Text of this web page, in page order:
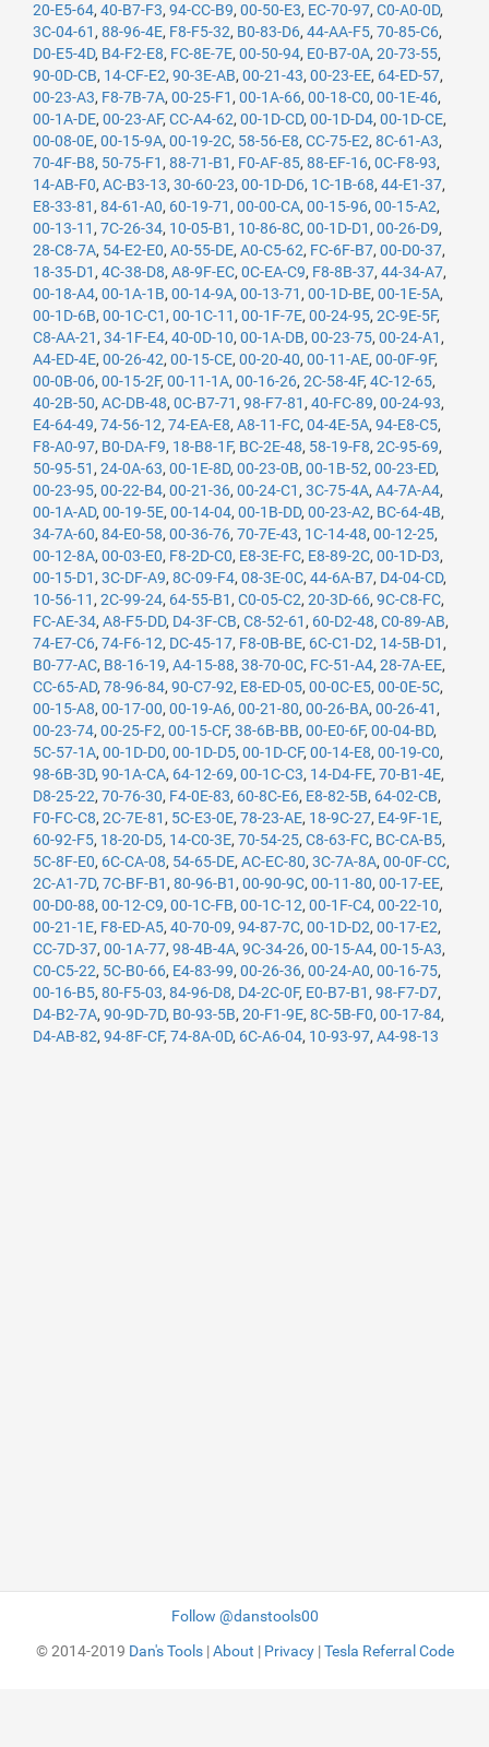
20-E5-64, 40-B7-F3, 94-CC-B9, 00-50-E3, EC-70-97, C0-A0-0D,
3C-04-61 , 88-96-4E, F8-F5-32, B0-83-D6, 44-AA-F5, 70-85-C6,
D0-E5-4D, B4-F2-E8, FC-8E-7E, 00-50-94, E0-B7-0A, 20-73-55,
90-0D-CB, 14-CF-E2, 90-3E-AB, 00-21-43, 00-23-EE, 64-ED-57,
00-23-A3, F8-7B-7A, 00-25-F1 , 00-1A-66, 00-18-C0, 00-1E-46,
00-1A-DE, 00-23-AF, CC-A4-62, 00-1D-CD, 00-1D-D4, 00-1D-CE,
00-08-0E, 00-15-9A, 00-19-2C, 58-56-E8, CC-75-E2, 8C-61-A3,
70-4F-B8, 50-75-F1 , 88-71-B1 , F0-AF-85, 88-EF-16, 0C-F8-93,
14-AB-F0, AC-B3-13, 30-60-23, 00-1D-D6, 1C-1B-68, 44-E1-37,
E8-33-81 , 84-61-A0, 60-19-71 , 00-00-CA, 00-15-96, 00-15-A2,
00-13-11 , 7C-26-34, 10-05-B1 , 10-86-8C, 00-1D-D1 , 00-26-D9,
28-C8-7A, 54-E2-E0, A0-55-DE, A0-C5-62, FC-6F-B7, 00-D0-37,
18-35-D1 , 4C-38-D8, A8-9F-EC, 0C-EA-C9, F8-8B-37, 44-34-A7,
00-18-A4, 00-1A-1B, 00-14-9A, 00-13-71 , 00-1D-BE, 00-1E-5A,
00-1D-6B, 00-1C-C1 , 00-1C-11 , 00-1F-7E, 00-24-95, 2C-9E-5F,
C8-AA-21 , 34-1F-E4, 40-0D-10, 00-1A-DB, 00-23-75, 00-24-A1 ,
A4-ED-4E, 00-26-42, 00-15-CE, 00-20-40, 00-11-AE, 00-0F-9F,
00-0B-06, 00-15-2F, 00-11-1A, 00-16-26, 2C-58-4F, 4C-12-65,
40-2B-50, AC-DB-48, 0C-B7-71 , 98-F7-81 , 40-FC-89, 00-24-93,
E4-64-49, 74-56-12, 74-EA-E8, A8-11-FC, 04-4E-5A, 94-E8-C5,
F8-A0-97, B0-DA-F9, 18-B8-1F, BC-2E-48, 58-19-F8, 2C-95-69,
50-95-51 , 24-0A-63, 00-1E-8D, 00-23-0B, 00-1B-52, 00-23-ED,
00-23-95, 00-22-B4, 00-21-36, 00-24-C1 , 3C-75-4A, A4-7A-A4,
00-1A-AD, 00-19-5E, 00-14-04, 00-1B-DD, 00-23-A2, BC-64-4B,
34-7A-60, 84-E0-58, 00-36-76, 70-7E-43, 1C-14-48, 00-12-25,
00-12-8A, 00-03-E0, F8-2D-C0, E8-3E-FC, E8-89-2C, 00-1D-D3,
00-15-D1 , 3C-DF-A9, 8C-09-F4, 08-3E-0C, 44-6A-B7, D4-04-CD,
10-56-11 , 2C-99-24, 64-55-B1 , C0-05-C2, 20-3D-66, 9C-C8-FC,
FC-AE-34, A8-F5-DD, D4-3F-CB, C8-52-61 , 60-D2-48, C0-89-AB,
74-E7-C6, 74-F6-12, DC-45-17, F8-0B-BE, 6C-C1-D2, 14-5B-D1 ,
B0-77-AC, B8-16-19, A4-15-88, 38-70-0C, FC-51-A4, 28-7A-EE,
CC-65-AD, 78-96-84, 90-C7-92, E8-ED-05, 00-0C-E5, 00-0E-5C,
00-15-A8, 00-17-00, 00-19-A6, 00-21-80, 00-26-BA, 00-26-41 ,
00-23-74, 00-25-F2, 00-15-CF, 38-6B-BB, 00-E0-6F, 00-04-BD,
5C-57-1A, 00-1D-D0, 00-1D-D5, 00-1D-CF, 00-14-E8, 00-19-C0,
98-6B-3D, 90-1A-CA, 64-12-69, 00-1C-C3, 14-D4-FE, 70-B1-4E,
D8-25-22, 70-76-30, F4-0E-83, 60-8C-E6, E8-82-5B, 64-02-CB,
F0-FC-C8, 2C-7E-81 , 5C-E3-0E, 78-23-AE, 18-9C-27, E4-9F-1E,
60-92-F5, 18-20-D5, 14-C0-3E, 70-54-25, C8-63-FC, BC-CA-B5,
5C-8F-E0, 6C-CA-08, 54-65-DE, AC-EC-80, 3C-7A-8A, 00-0F-CC,
2C-A1-7D, 7C-BF-B1 , 80-96-B1 , 00-90-9C, 00-11-80, 00-17-EE,
00-D0-88, 00-12-C9, 00-1C-FB, 00-1C-12, 00-1F-C4, 00-22-10,
00-21-1E, F8-ED-A5, 40-70-09, 94-87-7C, 00-1D-D2, 00-17-E2,
CC-7D-37, 00-1A-77, 98-4B-4A, 9C-34-26, 00-15-A4, 00-15-A3,
C0-C5-22, 5C-B0-66, E4-83-99, 00-26-36, 00-24-A0, 00-16-75,
00-16-B5, 80-F5-03, 84-96-D8, D4-2C-0F, E0-B7-B1 , 98-F7-D7,
D4-B2-7A, 90-9D-7D, B0-93-5B, 20-F1-9E, 8C-5B-F0, 00-17-84,
D4-AB-82, 94-8F-CF, 74-8A-0D, 6C-A6-04, 10-93-97, A4-98-13
Follow @danstools00
© 2014-2019 Dan's Tools|About | Privacy|Tesla Referral Code